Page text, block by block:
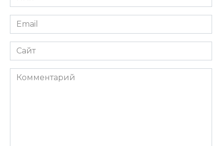
*
Email
*
Сайт
Комментарий